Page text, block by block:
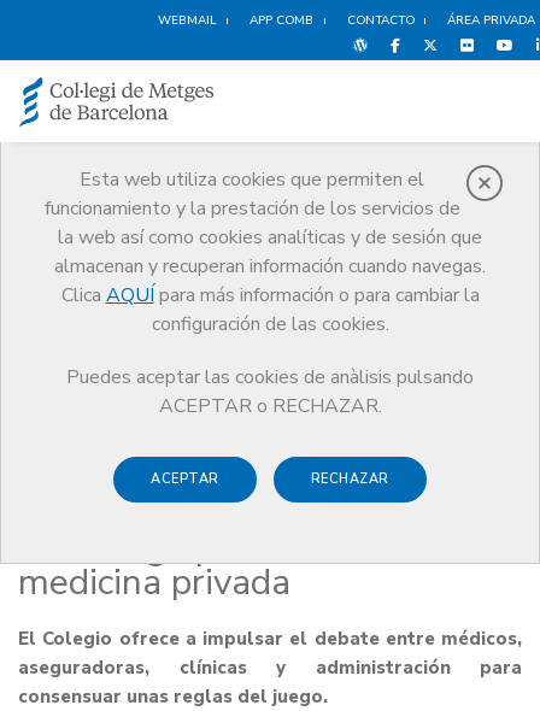
WEBMAIL APP COMB CONTACTO ÁREA PRIVADA
Esta web utiliza cookies que permiten el
funcionamiento y la prestación de los servicios de
la web así como cookies analíticas y de sesión que
almacenan y recuperan información cuando navegas.
Clica AQUÍ para más información o para cambiar la
configuración de las cookies.
Puedes aceptar las cookies de anàlisis pulsando
ACEPTAR o RECHAZAR.
ACEPTAR RECHAZAR
Noticias
Comunicación
Noticias
El CoMB promueve un espacio de diálogo para el sector de la
medicina privada
10 NOVIEMBRE DE 2017
El CoMB promueve un espacio
de diálogo para el sector de la
medicina privada
El Colegio ofrece a impulsar el debate entre médicos,
aseguradoras, clínicas y administración para
consensuar unas reglas del juego.